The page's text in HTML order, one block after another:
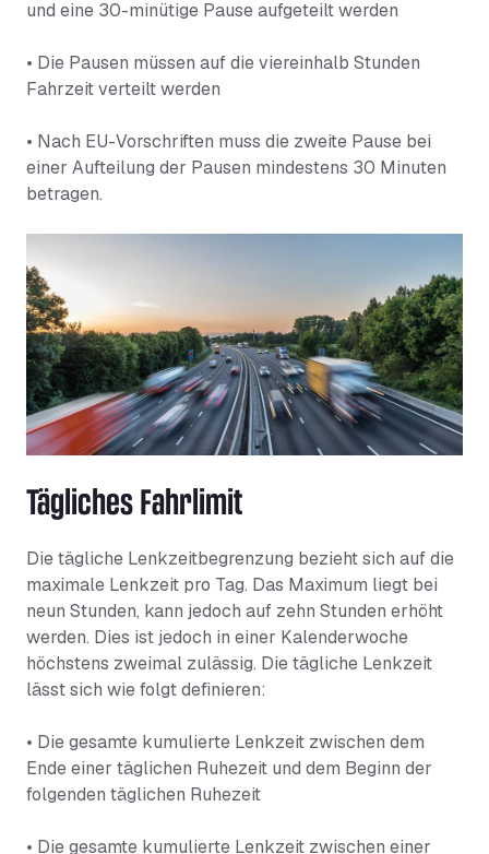
und eine 30-minütige Pause aufgeteilt werden
• Die Pausen müssen auf die viereinhalb Stunden
Fahrzeit verteilt werden
• Nach EU-Vorschriften muss die zweite Pause bei
einer Aufteilung der Pausen mindestens 30 Minuten
betragen.
Tägliches Fahrlimit
Die tägliche Lenkzeitbegrenzung bezieht sich auf die
maximale Lenkzeit pro Tag. Das Maximum liegt bei
neun Stunden, kann jedoch auf zehn Stunden erhöht
werden. Dies ist jedoch in einer Kalenderwoche
höchstens zweimal zulässig. Die tägliche Lenkzeit
lässt sich wie folgt definieren:
• Die gesamte kumulierte Lenkzeit zwischen dem
Ende einer täglichen Ruhezeit und dem Beginn der
folgenden täglichen Ruhezeit
• Die gesamte kumulierte Lenkzeit zwischen einer